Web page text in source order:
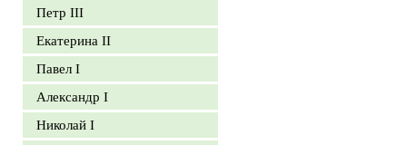
Петр III
Екатерина II
Павел I
Александр I
Николай I